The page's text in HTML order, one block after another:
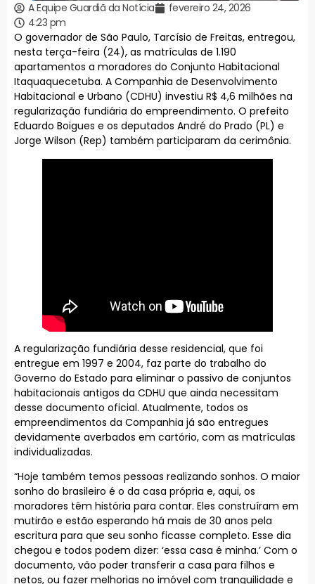
A Equipe Guardiã da Notícia
fevereiro 24, 2026
4:23 pm
O governador de São Paulo, Tarcísio de Freitas, entregou,
nesta terça-feira (24), as matrículas de 1.190
apartamentos a moradores do Conjunto Habitacional
Itaquaquecetuba. A Companhia de Desenvolvimento
Habitacional e Urbano (CDHU) investiu R$ 4,6 milhões na
regularização fundiária do empreendimento. O prefeito
Eduardo Boigues e os deputados André do Prado (PL) e
Jorge Wilson (Rep) também participaram da cerimônia.
A regularização fundiária desse residencial, que foi
entregue em 1997 e 2004, faz parte do trabalho do
Governo do Estado para eliminar o passivo de conjuntos
habitacionais antigos da CDHU que ainda necessitam
desse documento oficial. Atualmente, todos os
empreendimentos da Companhia já são entregues
devidamente averbados em cartório, com as matrículas
individualizadas.
“Hoje também temos pessoas realizando sonhos. O maior
sonho do brasileiro é o da casa própria e, aqui, os
moradores têm história para contar. Eles construíram em
mutirão e estão esperando há mais de 30 anos pela
escritura para que seu sonho ficasse completo. Esse dia
chegou e todos podem dizer: ‘essa casa é minha.’ Com o
documento, vão poder transferir a casa para filhos e
netos, ou fazer melhorias no imóvel com tranquilidade e